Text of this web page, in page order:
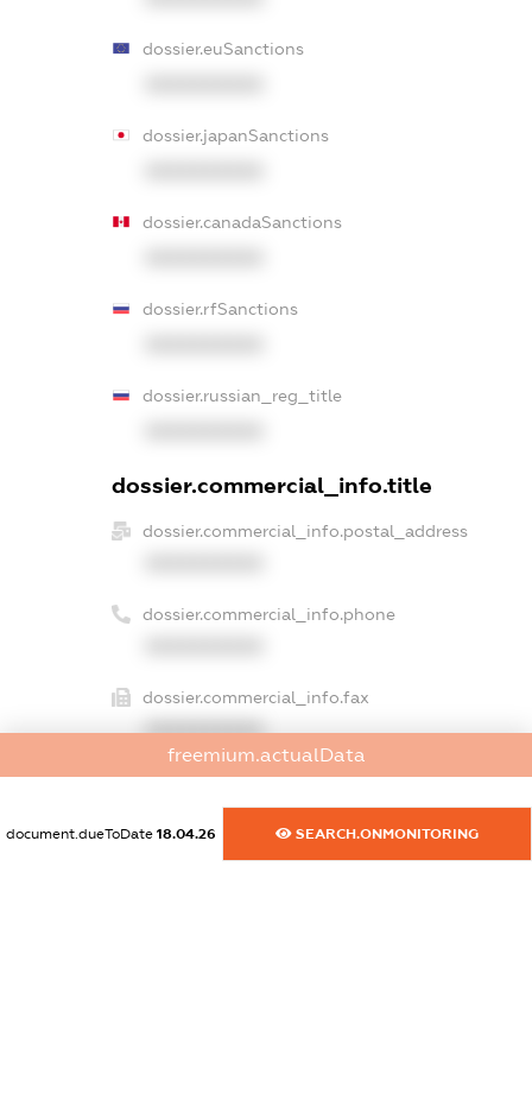
dossier.euSanctions
dossier.japanSanctions
dossier.canadaSanctions
dossier.rfSanctions
dossier.russian_reg_title
dossier.commercial_info.title
dossier.commercial_info.postal_address
dossier.commercial_info.phone
dossier.commercial_info.fax
XXXXXXXXXX
dossier.commercial_info.email
XXXXXXXXXX
dossier.commercial_info.website
freemium.actualData
document.dueToDate 18.04.26 SEARCH.ONMONITORING